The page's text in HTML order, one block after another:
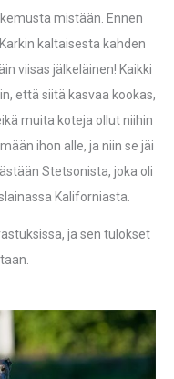
mistään. Ennen
kaltaisesta kahden
viisas jälkeläinen! Kaikki
että siitä kasvaa kookas,
muita koteja ollut niihin
ihon alle, ja niin se jäi
Stetsonista, joka oli
Kaliforniasta.
ja sen tulokset